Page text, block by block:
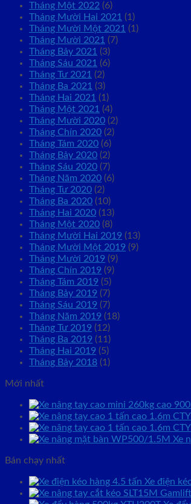
Tháng Một 2022 (6)
Tháng Mười Hai 2021 (1)
Tháng Mười Một 2021 (1)
Tháng Mười 2021 (7)
Tháng Bảy 2021 (3)
Tháng Sáu 2021 (6)
Tháng Tư 2021 (2)
Tháng Ba 2021 (3)
Tháng Hai 2021 (1)
Tháng Một 2021 (4)
Tháng Mười 2020 (2)
Tháng Chín 2020 (2)
Tháng Tám 2020 (6)
Tháng Bảy 2020 (2)
Tháng Sáu 2020 (7)
Tháng Năm 2020 (6)
Tháng Tư 2020 (2)
Tháng Ba 2020 (10)
Tháng Hai 2020 (13)
Tháng Một 2020 (8)
Tháng Mười Hai 2019 (13)
Tháng Mười Một 2019 (9)
Tháng Mười 2019 (9)
Tháng Chín 2019 (9)
Tháng Tám 2019 (5)
Tháng Bảy 2019 (7)
Tháng Sáu 2019 (7)
Tháng Năm 2019 (18)
Tháng Tư 2019 (12)
Tháng Ba 2019 (11)
Tháng Hai 2019 (5)
Tháng Bảy 2018 (1)
Mới nhất
Xe
Bán chạy nhất
Xe điện